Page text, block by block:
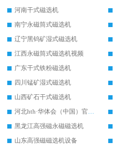
河南干式磁选机
南宁永磁筒式磁选机
辽宁黑钨矿湿式磁选机
江西永磁筒式磁选机视频
广东干式铁粉磁选机
四川锰矿湿式磁选机
山西矿石干式磁选机
河北hth·华体会（中国）官方网站-hth.com 工作视频
黑龙江高强磁永磁磁选机
山东高强磁磁选机设备